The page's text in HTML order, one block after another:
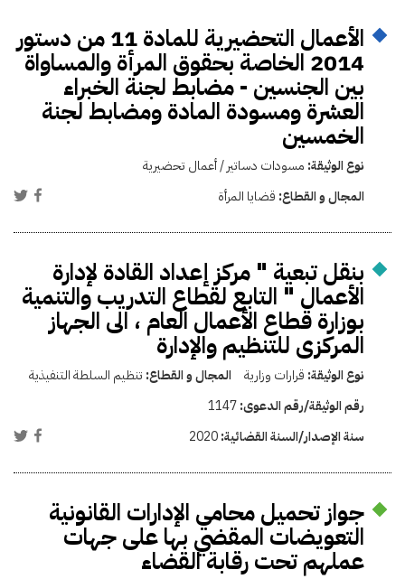
الأعمال التحضيرية للمادة 11 من دستور
2014 الخاصة بحقوق المرأة والمساواة
بين الجنسين - مضابط لجنة الخبراء
العشرة ومسودة المادة ومضابط لجنة
الخمسين
نوع الوثيقة: مسودات دساتير / أعمال تحضيرية
المجال و القطاع: قضايا المرأة
بنقل تبعية " مركز إعداد القادة لإدارة
الأعمال " التابع لقطاع التدريب والتنمية
بوزارة قطاع الأعمال العام ، الى الجهاز
المركزى للتنظيم والإدارة
نوع الوثيقة: قرارات وزارية المجال و القطاع: تنظيم السلطة التنفيذية
رقم الوثيقة/رقم الدعوى:1147
سنة الإصدار/السنة القضائية:2020
جواز تحميل محامي الإدارات القانونية
التعويضات المقضي بها على جهات
عملهم تحت رقابة القضاء